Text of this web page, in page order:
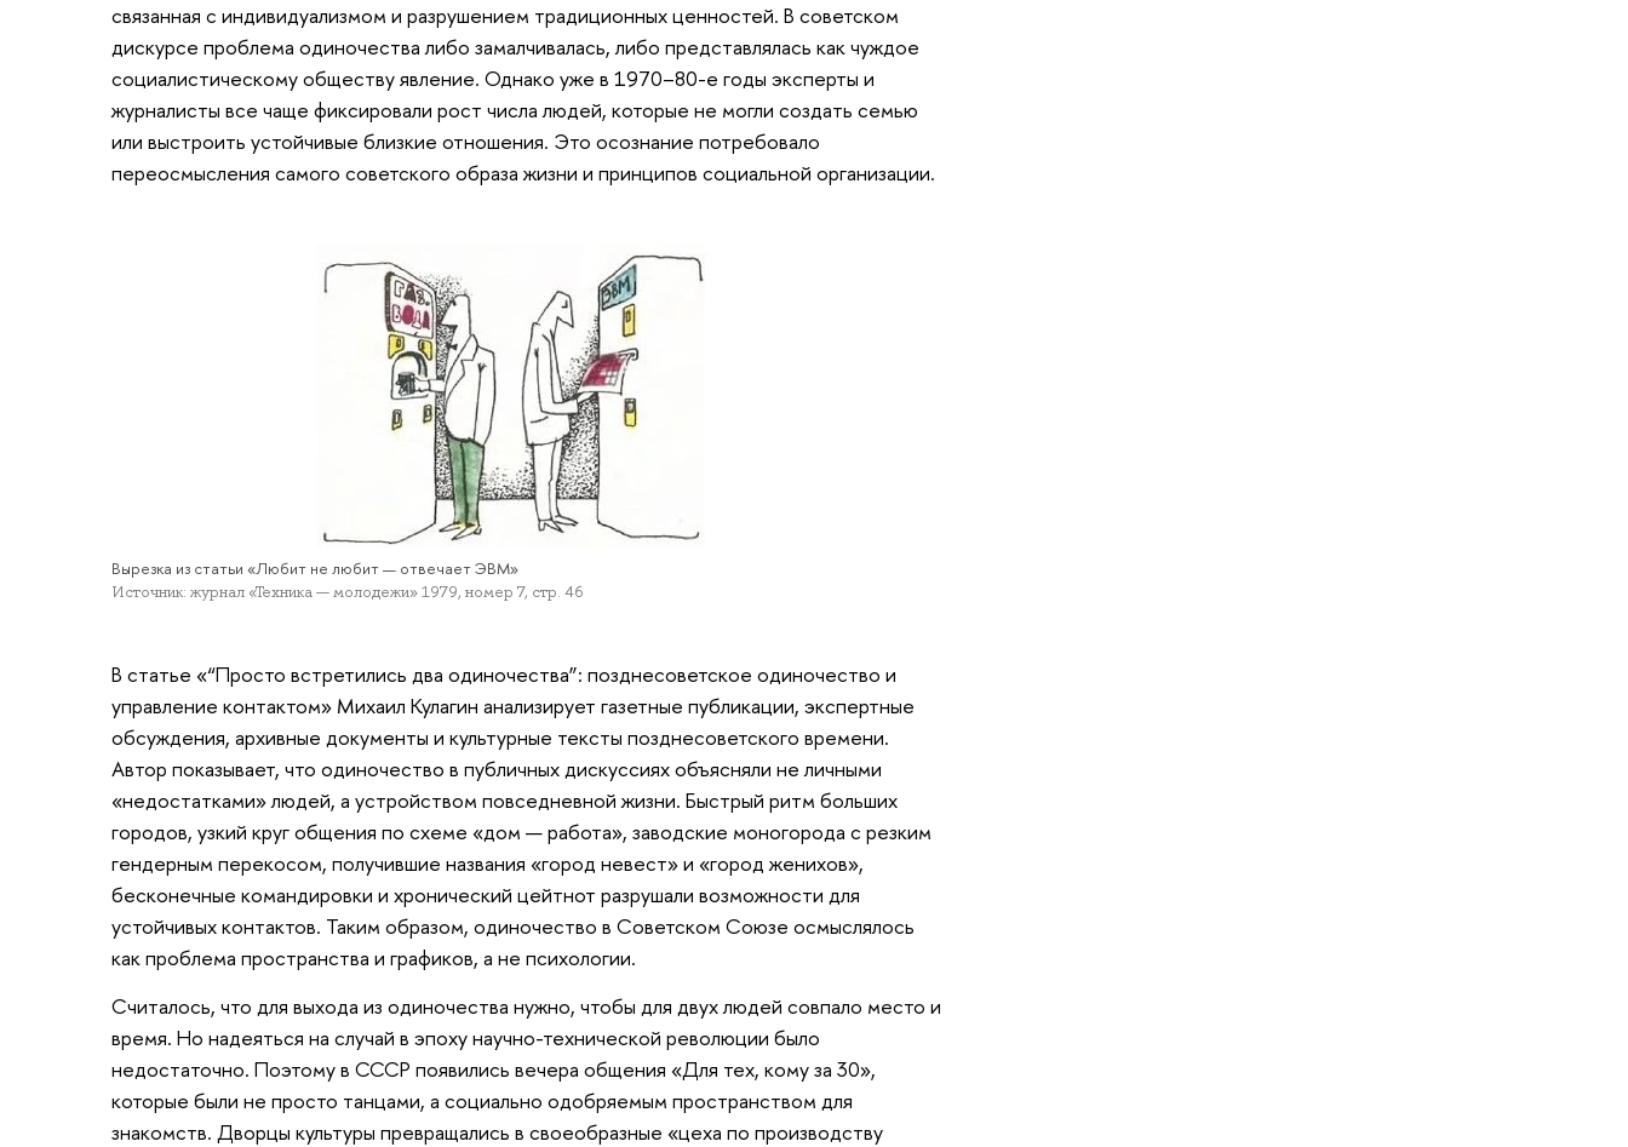
связанная с индивидуализмом и разрушением традиционных ценностей. В советском
дискурсе проблема одиночества либо замалчивалась, либо представлялась как чуждое
социалистическому обществу явление. Однако уже в 1970–80-е годы эксперты и
журналисты все чаще фиксировали рост числа людей, которые не могли создать семью
или выстроить устойчивые близкие отношения. Это осознание потребовало
переосмысления самого советского образа жизни и принципов социальной организации.
Вырезка из статьи «Любит не любит — отвечает ЭВМ»
Источник: журнал «Техника — молодежи» 1979, номер 7, стр. 46
В статье «“Просто встретились два одиночества”: позднесоветское одиночество и
управление контактом» Михаил Кулагин анализирует газетные публикации, экспертные
обсуждения, архивные документы и культурные тексты позднесоветского времени.
Автор показывает, что одиночество в публичных дискуссиях объясняли не личными
«недостатками» людей, а устройством повседневной жизни. Быстрый ритм больших
городов, узкий круг общения по схеме «дом — работа», заводские моногорода с резким
гендерным перекосом, получившие названия «город невест» и «город женихов»,
бесконечные командировки и хронический цейтнот разрушали возможности для
устойчивых контактов. Таким образом, одиночество в Советском Союзе осмыслялось
как проблема пространства и графиков, а не психологии.
Считалось, что для выхода из одиночества нужно, чтобы для двух людей совпало место и
время. Но надеяться на случай в эпоху научно-технической революции было
недостаточно. Поэтому в СССР появились вечера общения «Для тех, кому за 30»,
которые были не просто танцами, а социально одобряемым пространством для
знакомств. Дворцы культуры превращались в своеобразные «цеха по производству